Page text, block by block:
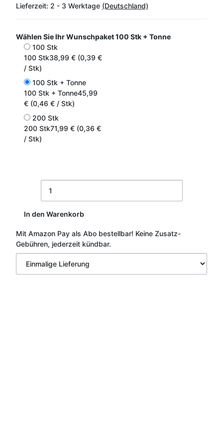
Lieferzeit: 2 - 3 Werktage (Deutschland)
Wählen Sie Ihr Wunschpaket100 Stk + Tonne
100 Stk
100 Stk38,99 € (0,39 €
/ Stk)
100 Stk + Tonne
100 Stk + Tonne45,99
€ (0,46 € / Stk)
200 Stk
200 Stk71,99 € (0,36 €
/ Stk)
In den Warenkorb
Mit Amazon Pay als Abo bestellbar! Keine Zusatz-
Gebühren, jederzeit kündbar.